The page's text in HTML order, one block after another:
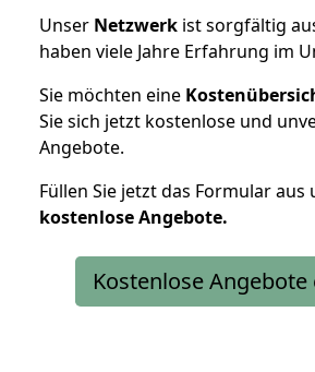
Unser Netzwerk ist sorgfältig
haben viele Jahre Erfahrung im
Sie möchten eine
Sie sich jetzt kostenlose und
Angebote.
Füllen Sie jetzt das Formular aus
kostenloseAngebote.
Kostenlose